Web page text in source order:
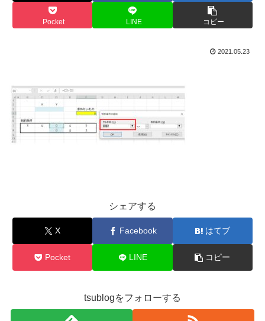
Pocket LINE コピー
2021.05.23
シェアする
X Facebook はてブ
Pocket LINE コピー
tsublogをフォローする